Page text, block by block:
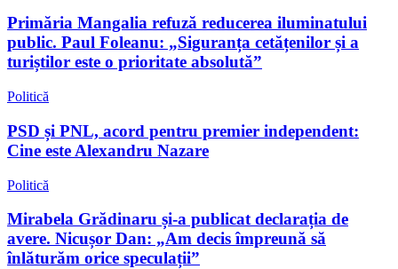
Primăria Mangalia refuză reducerea iluminatului
public. Paul Foleanu: „Siguranța cetățenilor și a
turiștilor este o prioritate absolută”
Politică
PSD și PNL, acord pentru premier independent:
Cine este Alexandru Nazare
Politică
Mirabela Grădinaru și-a publicat declarația de
avere. Nicușor Dan: „Am decis împreună să
înlăturăm orice speculații”